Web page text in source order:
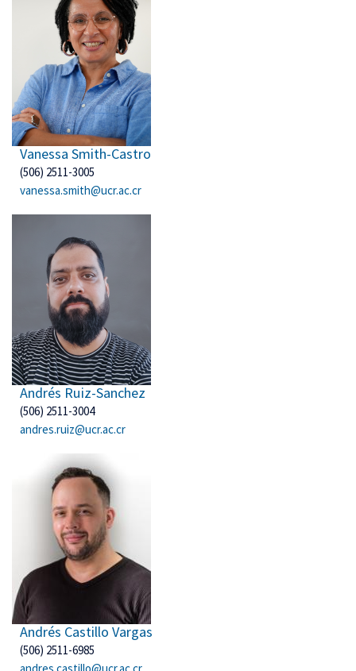
Vanessa Smith-Castro
(506) 2511-3005
vanessa.smith@ucr.ac.cr
Andrés Ruiz-Sanchez
(506) 2511-3004
andres.ruiz@ucr.ac.cr
Andrés Castillo Vargas
(506) 2511-6985
andres.castillo@ucr.ac.cr